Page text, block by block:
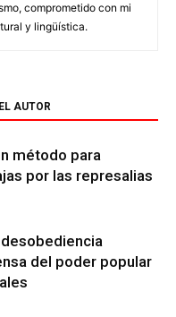
comprometido con mi
y lingüística.
AUTOR
método para
por las represalias
del poder popular